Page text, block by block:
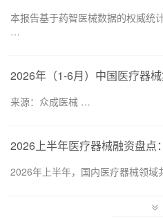
本报告基于药智医械数据的权威统
…
来源：众成医械 …
2026年上半年，国内医疗器械领